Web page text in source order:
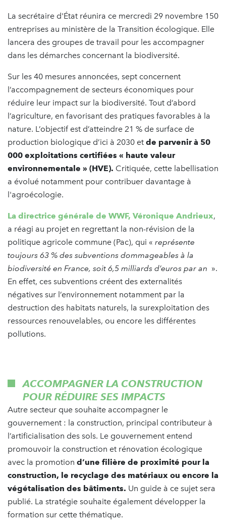
La secrétaire d'État réunira ce mercredi 29 novembre 150
entreprises au ministère de la Transition écologique. Elle
lancera des groupes de travail pour les accompagner
dans les démarches concernant la biodiversité.
Sur les 40 mesures annoncées, sept concernent
l’accompagnement de secteurs économiques pour
réduire leur impact sur la biodiversité. Tout d’abord
l’agriculture, en favorisant des pratiques favorables à la
nature. L’objectif est d’atteindre 21 % de surface de
production biologique d’ici à 2030 et de parvenir à 50
000 exploitations certifiées « haute valeur
environnementale » (HVE). Critiquée, cette labellisation
a évolué notamment pour contribuer davantage à
l'agroécologie.
La directrice générale de WWF, Véronique Andrieux,
a réagi au projet en regrettant la non-révision de la
politique agricole commune (Pac), qui « représente
toujours 63 % des subventions dommageables à la
biodiversité en France, soit 6,5 milliards d’euros par an ».
En effet, ces subventions créent des externalités
négatives sur l’environnement notamment par la
destruction des habitats naturels, la surexploitation des
ressources renouvelables, ou encore les différentes
pollutions.
ACCOMPAGNER LA CONSTRUCTION
POUR RÉDUIRE SES IMPACTS
Autre secteur que souhaite accompagner le
gouvernement : la construction, principal contributeur à
l’artificialisation des sols. Le gouvernement entend
promouvoir la construction et rénovation écologique
avec la promotion d’une filière de proximité pour la
construction, le recyclage des matériaux ou encore la
végétalisation des bâtiments. Un guide à ce sujet sera
publié. La stratégie souhaite également développer la
formation sur cette thématique.